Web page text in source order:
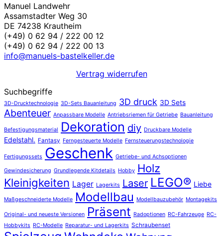
Manuel Landwehr
Assamstadter Weg 30
DE 74238 Krautheim
(+49) 0 62 94 / 222 00 12
(+49) 0 62 94 / 222 00 13
info@manuels-bastelkeller.de
Vertrag widerrufen
Suchbegriffe
3D-Drucktechnologie 3D-Sets Bauanleitung 3D druck 3D Sets
Abenteuer Anpassbare Modelle Antriebsriemen für Getriebe Bauanleitung
Befestigungsmaterial Dekoration diy Druckbare Modelle
Edelstahl. Fantasy Ferngesteuerte Modelle Fernsteuerungstechnologie
Fertigungssets Geschenk Getriebe- und Achsoptionen
Gewindesicherung Grundlegende Kitdetails Hobby Holz
Kleinigkeiten Lager Lagerkits Laser LEGO® Liebe
Maßgeschneiderte Modelle Modellbau Modellbauzubehör Montagekits
Original- und neueste Versionen Präsent Radoptionen RC-Fahrzeuge RC-
Hobbykits RC-Modelle Reparatur- und Lagerkits Schraubenset